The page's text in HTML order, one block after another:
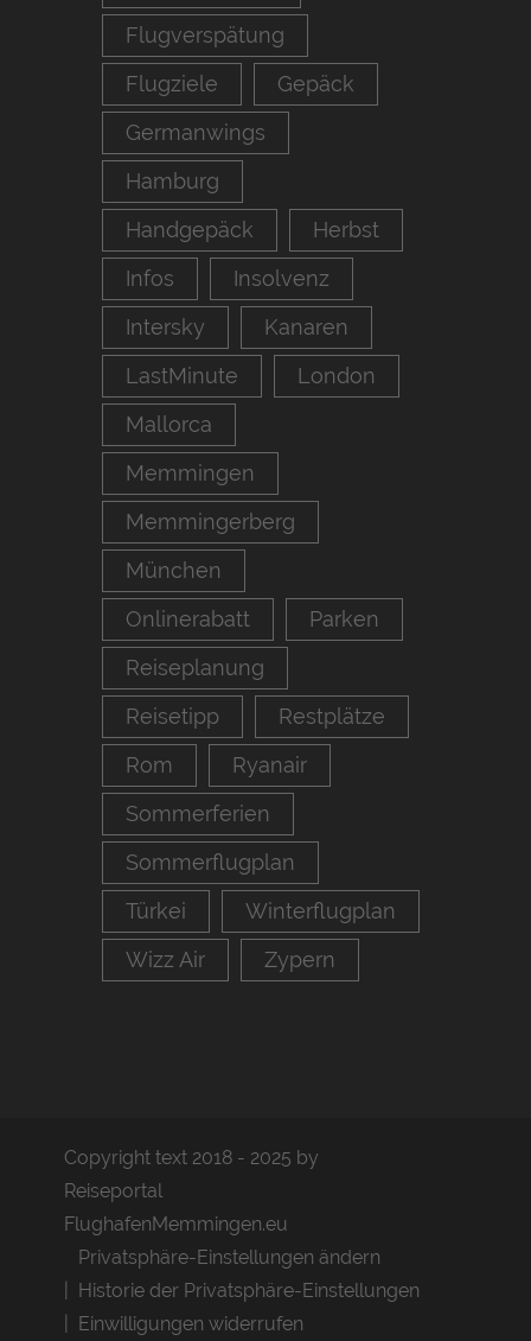
Flugverspätung
Flugziele
Gepäck
Germanwings
Hamburg
Handgepäck
Herbst
Infos
Insolvenz
Intersky
Kanaren
LastMinute
London
Mallorca
Memmingen
Memmingerberg
München
Onlinerabatt
Parken
Reiseplanung
Reisetipp
Restplätze
Rom
Ryanair
Sommerferien
Sommerflugplan
Türkei
Winterflugplan
Wizz Air
Zypern
Copyright text 2018 - 2025 by
Reiseportal
FlughafenMemmingen.eu
Privatsphäre-Einstellungen ändern
Historie der Privatsphäre-Einstellungen
Einwilligungen widerrufen